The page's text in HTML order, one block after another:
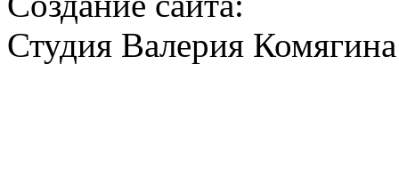
Студия Валерия Комягина